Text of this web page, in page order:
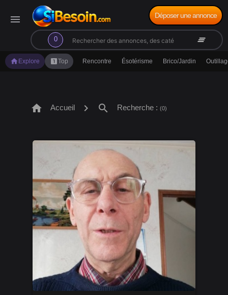
menu
0
search clear_all
Déposer une annonce
home Explore looks_oneTop Rencontre Ésotérisme Brico/Jardin
home Accueil chevron_right search Recherche : (0)